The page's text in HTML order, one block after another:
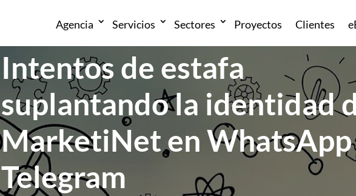
Agencia Servicios Sectores Proyectos Clientes
Intentos de estafa
suplantando la identidad
MarketiNet en
Telegram